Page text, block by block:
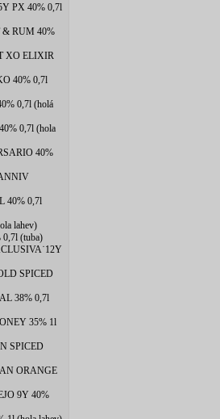
PX 40% 0,7l
& RUM 40%
XO ELIXIR
40% 0,7l
0,7l (holá
0,7l (hola
40%
40% 0,7l
lahev)
(tuba)
SPICED
38% 0,7l
35% 1l
SPICED
ORANGE
9Y 40%